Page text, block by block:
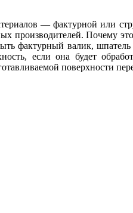
— фактурной или
производителей. Почему
фактурный валик,
если она будет
поверхности